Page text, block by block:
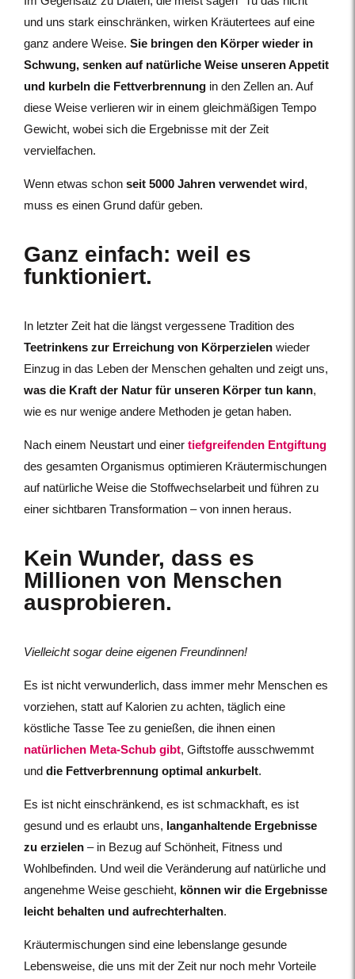
und uns stark einschränken, wirken Kräutertees auf eine
ganz andere Weise. Sie bringen den Körper wieder in
Schwung, senken auf natürliche Weise unseren Appetit
und kurbeln die Fettverbrennung in den Zellen an. Auf
diese Weise verlieren wir in einem gleichmäßigen Tempo
Gewicht, wobei sich die Ergebnisse mit der Zeit
vervielfachen.
Wenn etwas schon seit 5000 Jahren verwendet wird,
muss es einen Grund dafür geben.
Ganz einfach: weil es
funktioniert.
In letzter Zeit hat die längst vergessene Tradition des
Teetrinkens zur Erreichung von Körperzielen wieder
Einzug in das Leben der Menschen gehalten und zeigt uns,
was die Kraft der Natur für unseren Körper tun kann,
wie es nur wenige andere Methoden je getan haben.
Nach einem Neustart und einer tiefgreifenden Entgiftung
des gesamten Organismus optimieren Kräutermischungen
auf natürliche Weise die Stoffwechselarbeit und führen zu
einer sichtbaren Transformation – von innen heraus.
Kein Wunder, dass es
Millionen von Menschen
ausprobieren.
Vielleicht sogar deine eigenen Freundinnen!
Es ist nicht verwunderlich, dass immer mehr Menschen es
vorziehen, statt auf Kalorien zu achten, täglich eine
köstliche Tasse Tee zu genießen, die ihnen einen
natürlichen Meta-Schub gibt, Giftstoffe ausschwemmt
und die Fettverbrennung optimal ankurbelt.
Es ist nicht einschränkend, es ist schmackhaft, es ist
gesund und es erlaubt uns, langanhaltende Ergebnisse
zu erzielen – in Bezug auf Schönheit, Fitness und
Wohlbefinden. Und weil die Veränderung auf natürliche und
angenehme Weise geschieht, können wir die Ergebnisse
leicht behalten und aufrechterhalten.
Kräutermischungen sind eine lebenslange gesunde
Lebensweise, die uns mit der Zeit nur noch mehr Vorteile